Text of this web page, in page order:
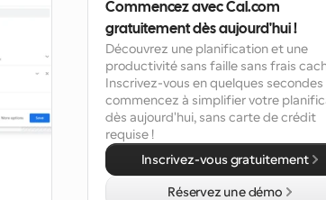
Commencez avec Cal.com
gratuitement dès aujourd'hui !
Découvrez une planification et une
productivité sans faille sans frais
Inscrivez-vous en quelques
commencez à simplifier votre
dès aujourd'hui, sans carte de crédit
requise !
Inscrivez-vous gratuitement
Réservez une démo